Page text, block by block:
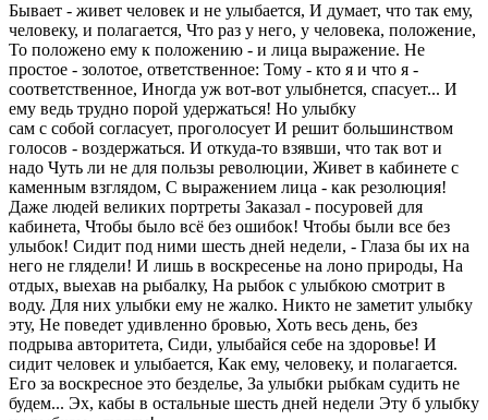
Бывает - живет человек и не улыбается, И думает, что так ему,
человеку, и полагается, Что раз у него, у человека, положение,
То положено ему к положению - и лица выражение. Не
простое - золотое, ответственное: Тому - кто я и что я -
соответственное, Иногда уж вот-вот улыбнется, спасует... И
ему ведь трудно порой удержаться! Но улыбку
сам с собой согласует, проголосует И решит большинством
голосов - воздержаться. И откуда-то взявши, что так вот и
надо Чуть ли не для пользы революции, Живет в кабинете с
каменным взглядом, С выражением лица - как резолюция!
Даже людей великих портреты Заказал - посуровей для
кабинета, Чтобы было всё без ошибок! Чтобы были все без
улыбок! Сидит под ними шесть дней недели, - Глаза бы их на
него не глядели! И лишь в воскресенье на лоно природы, На
отдых, выехав на рыбалку, На рыбок с улыбкою смотрит в
воду. Для них улыбки ему не жалко. Никто не заметит улыбку
эту, Не поведет удивленно бровью, Хоть весь день, без
подрыва авторитета, Сиди, улыбайся себе на здоровье! И
сидит человек и улыбается, Как ему, человеку, и полагается.
Его за воскресное это безделье, За улыбки рыбкам судить не
будем... Эх, кабы в остальные шесть дней недели Эту б улыбку